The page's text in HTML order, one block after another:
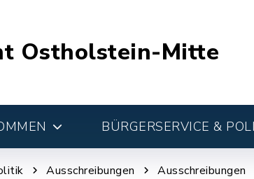
Ostholstein-Mitte
BÜRGERSERVICE &
Ausschreibungen Ausschreibungen